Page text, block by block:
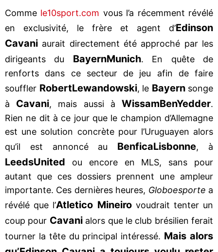
Comme le10sport.com vous l’a récemment révélé
en exclusivité, le frère et agent d’Edinson
Cavani aurait directement été approché par les
dirigeants du BayernMunich. En quête de
renforts dans ce secteur de jeu afin de faire
souffler RobertLewandowski, le Bayernsonge
à Cavani, mais aussi àWissamBenYedder.
Rien ne dit à ce jour que le champion d’Allemagne
est une solution concrète pour l’Uruguayen alors
qu’il est annoncé au BenficaLisbonne, à
LeedsUnited ou encore en MLS, sans pour
autant que ces dossiers prennent une ampleur
importante. Ces dernières heures, Globoesporte a
révélé que l’Atletico Mineirovoudrait tenter un
coup pour Cavanialors que le club brésilien ferait
tourner la tête du principal intéressé. Mais alors